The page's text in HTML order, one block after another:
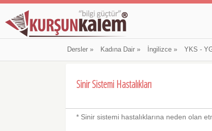
Dersler» Kadına Dair» İngilizce» YKS -
Sinir Sistemi Hastalıkları
* Sinir sistemi hastalıklarına neden olan